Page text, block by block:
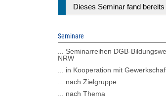
Statusmeldung
Dieses Seminar fand
Seminare
... Seminarreihen DGB-
NRW
... in Kooperation mit
... nach Zielgruppe
... nach Thema